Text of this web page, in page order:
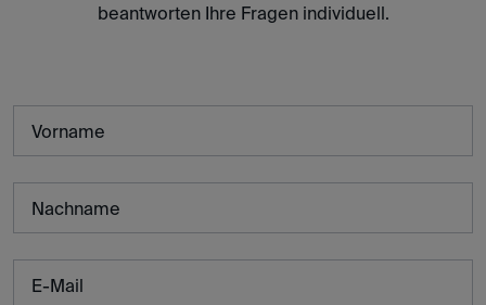
beantworten Ihre Fragen individuell.
Vorname
Nachname
E-Mail